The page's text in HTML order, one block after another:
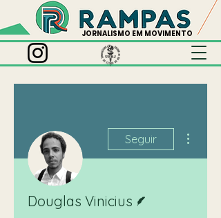
JORNALISMO EM MOVIMENTO
Seguir
Douglas Vinicius